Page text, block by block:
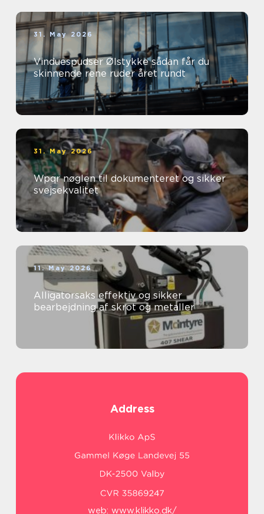
31. May 2026
Vinduespudser Ølstykke sådan får du
skinnende rene ruder året rundt
31. May 2026
Wpqr nøglen til dokumenteret og sikker
svejsekvalitet
11. May 2026
Alligatorsaks effektiv og sikker
bearbejdning af skrot og metaller
Address
web: www.klikko.dk/